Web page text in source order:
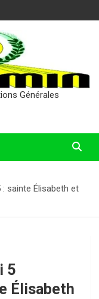
Générales
sainte Élisabeth et
5
Élisabeth